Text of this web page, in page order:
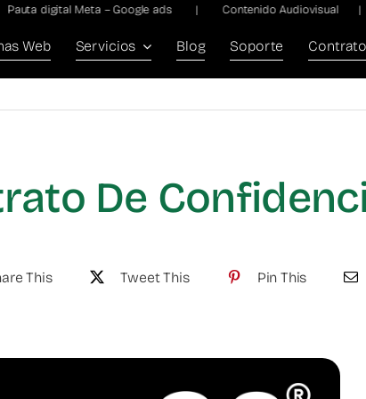
Meta – Google ads | Contenido Audiovisual |
Web Servicios Blog Soporte
De
This Tweet This Pin This